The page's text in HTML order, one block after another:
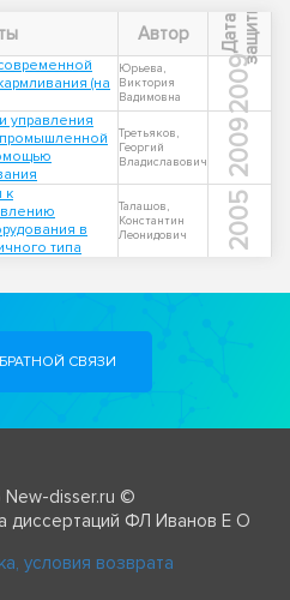
Автор Д
а
т
а
з
а
щ
и
т ы
(на
Юрьева,
Виктория
Вадимовна
2009
управления
Третьяков,
Георгий
Владиславович
2009
к
в
типа
Талашов,
Константин
Леонидович
2005
СВЯЗИ
New-disser.ru ©
диссертаций ФЛ Иванов Е О
условия возврата